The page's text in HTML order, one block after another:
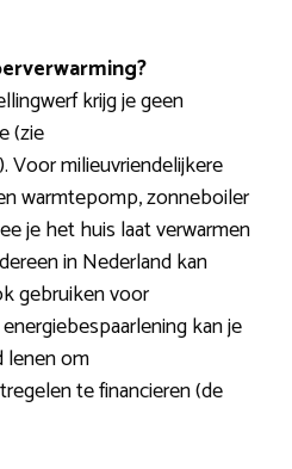
krijg je geen
(zie
Voor milieuvriendelijkere
warmtepomp, zonneboiler
je het huis laat verwarmen
in Nederland kan
gebruiken voor
kan je
lenen om
te financieren (de